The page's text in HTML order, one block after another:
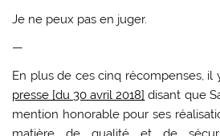
Je ne peux pas en juger.
—
En plus de ces cinq récompenses, il
presse [du 30 avril 2018] disant que
mention honorable pour ses